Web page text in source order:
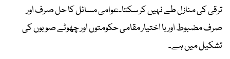
ترقی کی منازل طے نہیں کر سکتا۔عوامی مسائل کا حل صرف اور
صرف مضبوط اور با اختیار مقامی حکومتوں اور چھوٹے صوبوں کی
تشکیل میں ہے۔